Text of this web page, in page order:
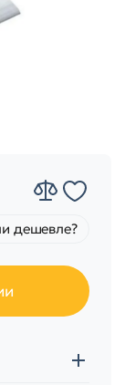
дешевле?